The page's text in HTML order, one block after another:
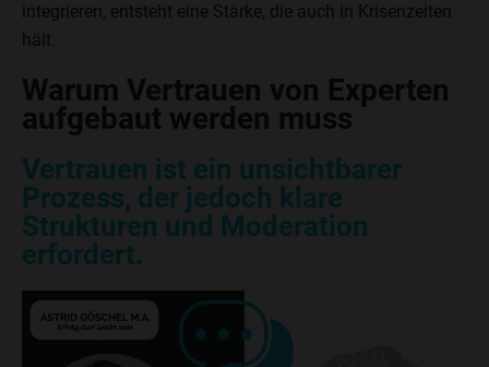
integrieren, entsteht eine Stärke, die auch in Krisenzeiten
hält.
Warum Vertrauen von Experten
aufgebaut werden muss
Vertrauen ist ein unsichtbarer
Prozess, der jedoch klare
Strukturen und Moderation
erfordert.